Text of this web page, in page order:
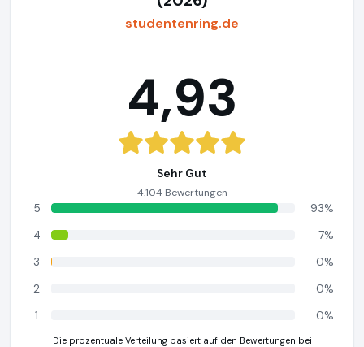
studentenring.de
4,93
Sehr Gut
4.104 Bewertungen
5
93%
4
7%
3
0%
2
0%
1
0%
Die prozentuale Verteilung basiert auf den Bewertungen bei